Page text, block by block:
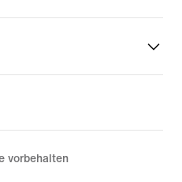
vorbehalten